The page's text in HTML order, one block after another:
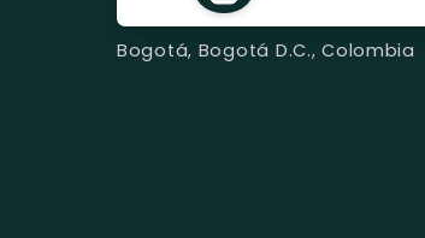
Bogotá, Bogotá D.C., Colombia